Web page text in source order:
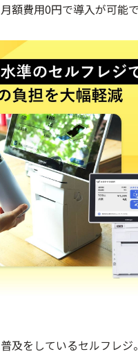
額費用0円で導入が可能で
及をしているセルフレ